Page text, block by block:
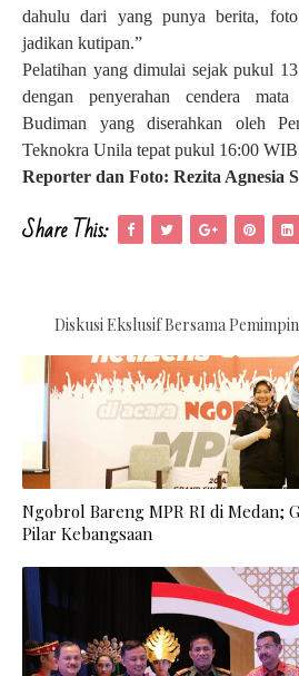
dahulu dari yang punya berita,
jadikan kutipan.”
Pelatihan yang dimulai sejak pukul
dengan penyerahan cendera
Budiman yang diserahkan oleh
Teknokra Unila tepat pukul 16:00
Reporter dan Foto: Rezita Agnesia
Share This:
Diskusi Ekslusif Bersama
Ngobrol Bareng MPR RI di Medan;
Pilar Kebangsaan